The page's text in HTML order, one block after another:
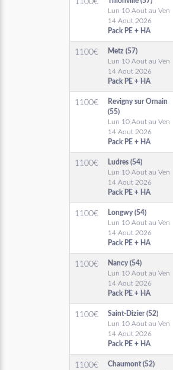
1100€
Lun 10 Aout au Ven
14 Aout 2026
Pack PE + HA
1100€
Metz (57)
Lun 10 Aout au Ven
14 Aout 2026
Pack PE + HA
1100€
Revigny sur Ornain
(55)
Lun 10 Aout au Ven
14 Aout 2026
Pack PE + HA
1100€
Ludres (54)
Lun 10 Aout au Ven
14 Aout 2026
Pack PE + HA
1100€
Longwy (54)
Lun 10 Aout au Ven
14 Aout 2026
Pack PE + HA
1100€
Nancy (54)
Lun 10 Aout au Ven
14 Aout 2026
Pack PE + HA
1100€
Saint-Dizier (52)
Lun 10 Aout au Ven
14 Aout 2026
Pack PE + HA
1100€
Chaumont (52)